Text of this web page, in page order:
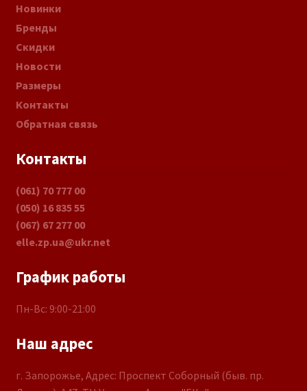
Новинки
Бренды
Скидки
Новости
Размеры
Контакты
Обратная связь
Контакты
(061) 70 777 00
(050) 16 835 55
(067) 67 277 00
elle.zp.ua@ukr.net
График работы
Пн-Вс: 9:00-21:00
Наш адрес
г. Запорожье, Адрес: Проспект Соборный (быв. пр.